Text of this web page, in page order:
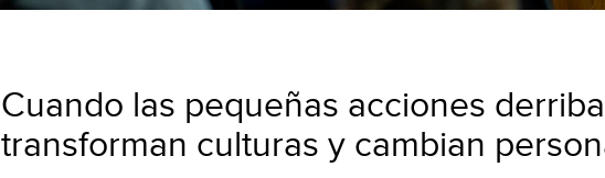
Cuando las pequeñas acciones
transforman culturas y cambian